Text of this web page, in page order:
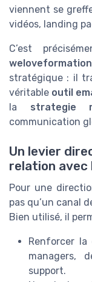
viennent se
vidéos, landing
C’est
stratégique : il
véritable outil
la strategie
communication
Un levier
relation avec
Pour une
pas qu’un canal
Bien utilisé, il
Renforcer la
managers,
support.